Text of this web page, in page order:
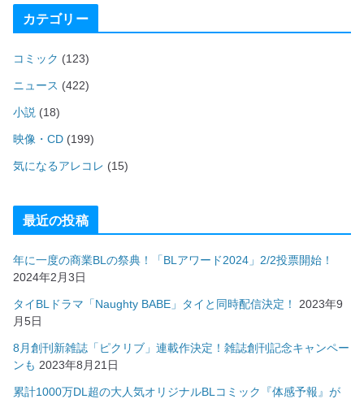
カテゴリー
コミック (123)
ニュース (422)
小説 (18)
映像・CD (199)
気になるアレコレ (15)
最近の投稿
年に一度の商業BLの祭典！「BLアワード2024」2/2投票開始！
2024年2月3日
タイBLドラマ「Naughty BABE」タイと同時配信決定！
2023年9
月5日
8月創刊新雑誌「ピクリブ」連載作決定！雑誌創刊記念キャンペー
ンも 2023年8月21日
累計1000万DL超の大人気オリジナルBLコミック『体感予報』が